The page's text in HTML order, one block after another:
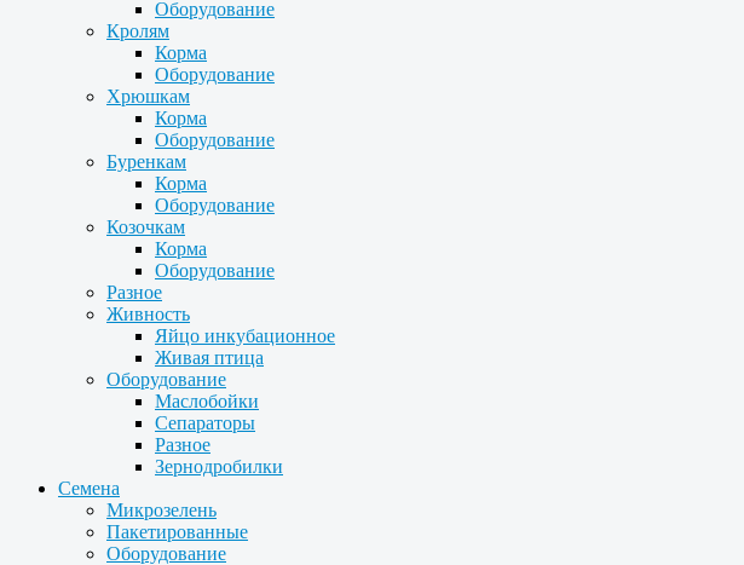
Оборудование
Кролям
Корма
Оборудование
Хрюшкам
Корма
Оборудование
Буренкам
Корма
Оборудование
Козочкам
Корма
Оборудование
Разное
Живность
Яйцо инкубационное
Живая птица
Оборудование
Маслобойки
Сепараторы
Разное
Зернодробилки
Семена
Микрозелень
Пакетированные
Оборудование